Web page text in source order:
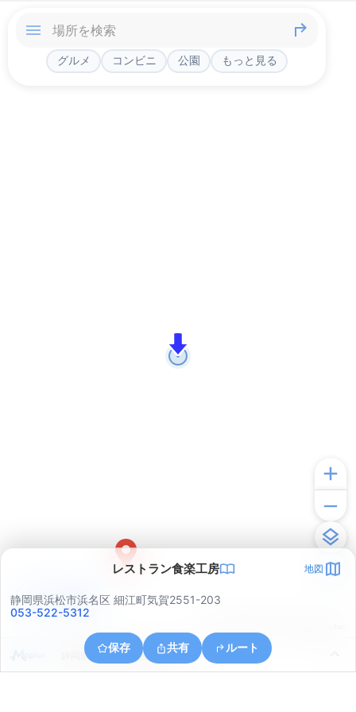
グルメ コンビニ 公園 もっと見る
レストラン食楽工房 地図
静岡県浜松市浜名区 細江町気賀2551-203
053-522-5312
保存 共有 ルート
静岡県浜松市浜名区細江町中川
アプリで見る